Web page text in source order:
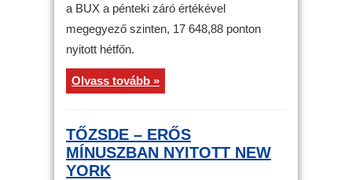
nyitáskor
a BUX a pénteki záró értékével
megegyező szinten, 17 648,88 ponton
nyitott hétfőn.
Olvass tovább »
TŐZSDE – ERŐS
MÍNUSZBAN NYITOTT NEW
YORK